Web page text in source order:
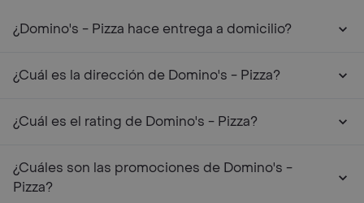
¿Domino's - Pizza hace entrega a domicilio?
¿Cuál es la dirección de Domino's - Pizza?
¿Cuál es el rating de Domino's - Pizza?
¿Cuáles son las promociones de Domino's -
Pizza?